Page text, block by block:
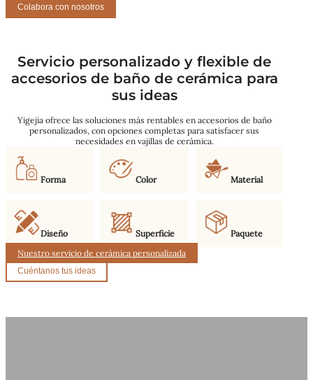
Colabora con nosotros
Servicio personalizado y flexible de
accesorios de baño de cerámica para
sus ideas
Yigejia ofrece las soluciones más rentables en accesorios de baño
personalizados, con opciones completas para satisfacer sus
necesidades en vajillas de cerámica.
Forma Color Material
Diseño Superficie
Paquete
Nuestro servicio de cerámica personalizada
Cuéntanos tus ideas